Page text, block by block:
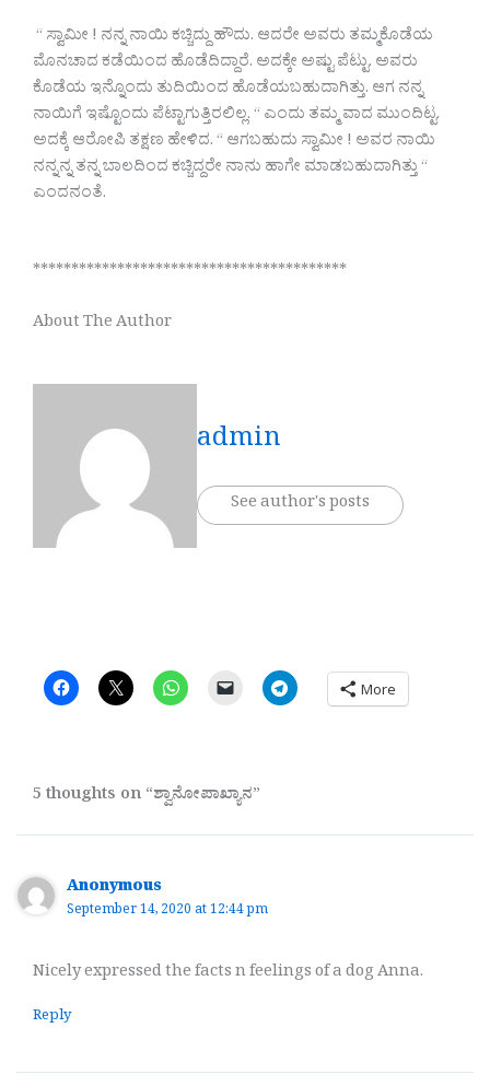
“ ಸ್ವಾಮೀ ! ನನ್ನ ನಾಯಿ ಕಚ್ಚಿದ್ದು ಹೌದು. ಆದರೇ ಅವರು ತಮ್ಮಕೊಡೆಯ
ಮೊನಚಾದ ಕಡೆಯಿಂದ ಹೊಡೆದಿದ್ದಾರೆ. ಅದಕ್ಕೇ ಅಷ್ಟು ಪೆಟ್ಟು. ಅವರು
ಕೊಡೆಯ ಇನ್ನೊಂದು ತುದಿಯಿಂದ ಹೊಡೆಯಬಹುದಾಗಿತ್ತು. ಆಗ ನನ್ನ
ನಾಯಿಗೆ ಇಷ್ಟೊಂದು ಪೆಟ್ಟಾಗುತ್ತಿರಲಿಲ್ಲ. “ ಎಂದು ತಮ್ಮ ವಾದ ಮುಂದಿಟ್ಟ.
ಅದಕ್ಕೆ ಆರೋಪಿ ತಕ್ಷಣ ಹೇಳಿದ. “ ಆಗಬಹುದು ಸ್ವಾಮೀ ! ಅವರ ನಾಯಿ
ನನ್ನನ್ನ ತನ್ನ ಬಾಲದಿಂದ ಕಚ್ಚಿದ್ದರೇ ನಾನು ಹಾಗೇ ಮಾಡಬಹುದಾಗಿತ್ತು “
ಎಂದನಂತೆ.
*****************************************
About The Author
admin
See author's posts
More
5 thoughts on “ಶ್ವಾನೋಪಾಖ್ಯಾನ”
Anonymous
September 14, 2020 at 12:44 pm
Nicely expressed the facts n feelings of a dog Anna.
Reply